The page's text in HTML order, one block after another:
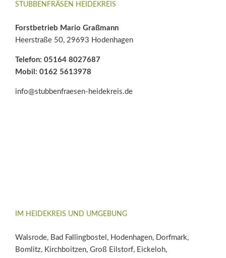
STUBBENFRÄSEN HEIDEKREIS
Forstbetrieb Mario Graßmann
Heerstraße 50, 29693 Hodenhagen
Telefon: 05164 8027687
Mobil: 0162 5613978
info@stubbenfraesen-heidekreis.de
IM HEIDEKREIS UND UMGEBUNG
Walsrode, Bad Fallingbostel, Hodenhagen, Dorfmark,
Bomlitz, Kirchboitzen, Groß Eilstorf, Eickeloh,